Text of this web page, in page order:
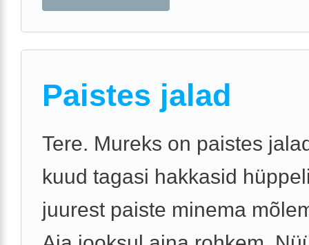
Paistes jalad
Tere. Mureks on paistes
kuud tagasi hakkasid
juurest paiste minema